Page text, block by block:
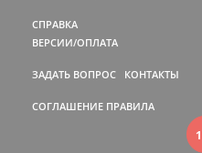
СПРАВКА
ВЕРСИИ/ОПЛАТА
ЗАДАТЬ ВОПРОС КОНТАКТЫ
СОГЛАШЕНИЕ ПРАВИЛА